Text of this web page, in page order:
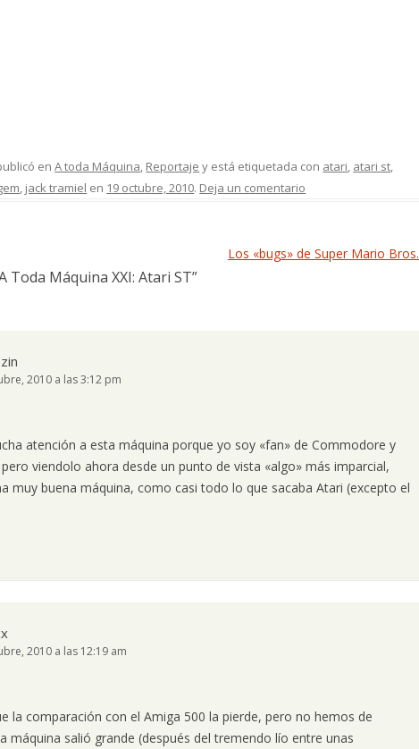
enA toda Máquina, Reportaje y está etiquetada con atari, atari st,
, jack tramiel en 19 octubre, 2010. Deja un comentario
Los «bugs» de Super Mario Bros.
Toda Máquina XXI: Atari ST”
2010 a las 3:12 pm
atención a esta máquina porque yo soy «fan» de Commodore y
viendolo ahora desde un punto de vista «algo» más imparcial,
muy buena máquina, como casi todo lo que sacaba Atari (excepto el
2010 a las 12:19 am
la comparación con el Amiga 500 la pierde, pero no hemos de
máquina salió grande (después del tremendo lío entre unas